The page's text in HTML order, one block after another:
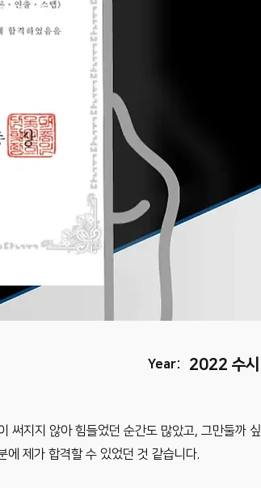
Year: 2022 수시
써지지 않아 힘들었던 순간도 많았고, 그만둘까 싶
에 제가 합격할 수 있었던 것 같습니다.